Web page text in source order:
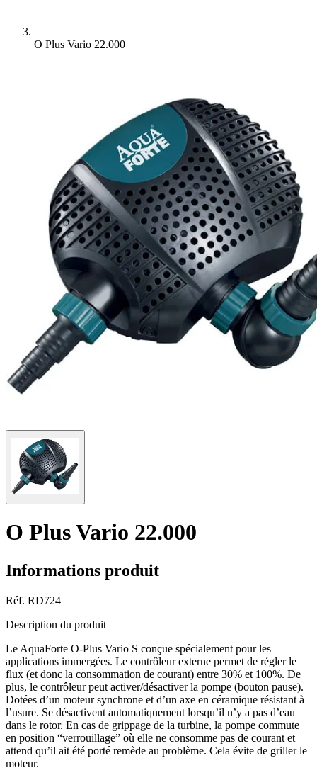
O Plus Vario 22.000
O Plus Vario 22.000
Informations produit
Réf. RD724
Description du produit
Le AquaForte O-Plus Vario S conçue spécialement pour les
applications immergées. Le contrôleur externe permet de régler le
flux (et donc la consommation de courant) entre 30% et 100%. De
plus, le contrôleur peut activer/désactiver la pompe (bouton pause).
Dotées d’un moteur synchrone et d’un axe en céramique résistant à
l’usure. Se désactivent automatiquement lorsqu’il n’y a pas d’eau
dans le rotor. En cas de grippage de la turbine, la pompe commute
en position “verrouillage” où elle ne consomme pas de courant et
attend qu’il ait été porté remède au problème. Cela évite de griller le
moteur.